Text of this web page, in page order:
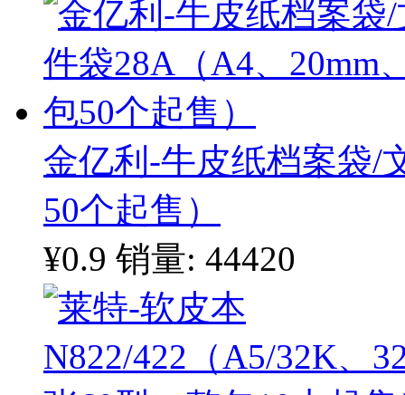
金亿利-牛皮纸档案袋/
50个起售）
¥0.9 销量: 44420